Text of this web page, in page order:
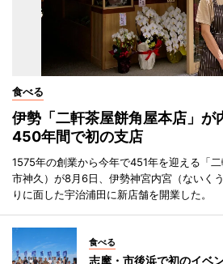
食べる
伊勢「二軒茶屋餅角屋本店」
450年間で初の支店
1575年の創業から今年で451年を迎える「
市神久）が8月6日、伊勢神宮内宮（ないく
りに面した宇治浦田に新店舗を開業した。
食べる
志摩・市後浜で初のイベ